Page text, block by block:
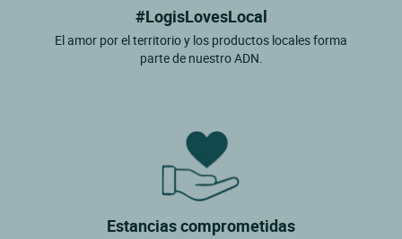
#LogisLovesLocal
El amor por el territorio y los productos locales forma
parte de nuestro ADN.
Estancias comprometidas